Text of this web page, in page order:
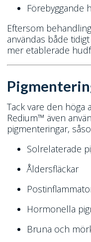
Förebyggande
Eftersom
användas både
mer etablerade
Tack vare den höga
Redium™ även
pigmenteringar,
Solrelaterade
Åldersfläckar
Hormonella
Bruna och